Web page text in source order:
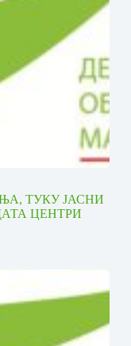
ТУКУ ЈАСНИ
ЦЕНТРИ